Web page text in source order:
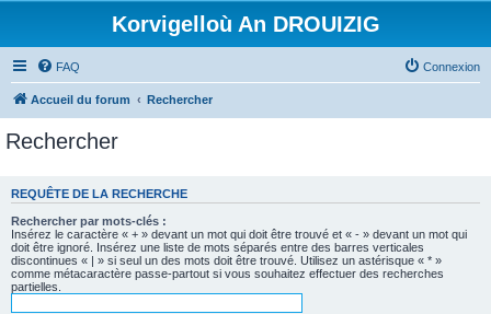
Korvigelloù An DROUIZIG
FAQ Connexion
Accueil du forum Rechercher
Rechercher
REQUÊTE DE LA RECHERCHE
Rechercher par mots-clés :
Insérez le caractère « + » devant un mot qui doit être trouvé et « - » devant un mot qui
doit être ignoré. Insérez une liste de mots séparés entre des barres verticales
discontinues « | » si seul un des mots doit être trouvé. Utilisez un astérisque « * »
comme métacaractère passe-partout si vous souhaitez effectuer des recherches
partielles.